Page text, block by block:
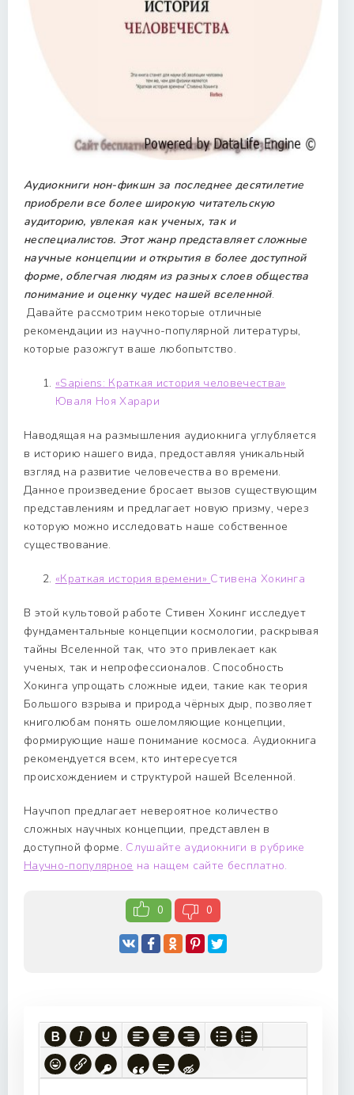
Аудиокниги нон-фикшн за последнее десятилетие
приобрели все более широкую читательскую
аудиторию, увлекая как ученых, так и
неспециалистов. Этот жанр представляет сложные
научные концепции и открытия в более доступной
форме, облегчая людям из разных слоев общества
понимание и оценку чудес нашей вселенной.
Давайте рассмотрим некоторые отличные
рекомендации из научно-популярной литературы,
которые разожгут ваше любопытство.
«Sapiens: Краткая история человечества»
Юваля Ноя Харари
Наводящая на размышления аудиокнига углубляется
в историю нашего вида, предоставляя уникальный
взгляд на развитие человечества во времени.
Данное произведение бросает вызов существующим
представлениям и предлагает новую призму, через
которую можно исследовать наше собственное
существование.
«Краткая история времени» Стивена Хокинга
В этой культовой работе Стивен Хокинг исследует
фундаментальные концепции космологии, раскрывая
тайны Вселенной так, что это привлекает как
ученых, так и непрофессионалов. Способность
Хокинга упрощать сложные идеи, такие как теория
Большого взрыва и природа чёрных дыр, позволяет
книголюбам понять ошеломляющие концепции,
формирующие наше понимание космоса. Аудиокнига
рекомендуется всем, кто интересуется
происхождением и структурой нашей Вселенной.
Научпоп предлагает невероятное количество
сложных научных концепции, представлен в
доступной форме. Слушайте аудиокниги в рубрике
Научно-популярное на нащем сайте бесплатно.
0 0